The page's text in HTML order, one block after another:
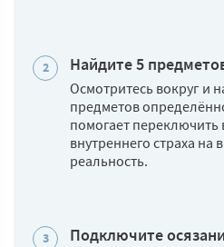
Найдите 5
Осмотритесь вокруг и
предметов
помогает переключить
внутреннего страха
реальность.
Подключите